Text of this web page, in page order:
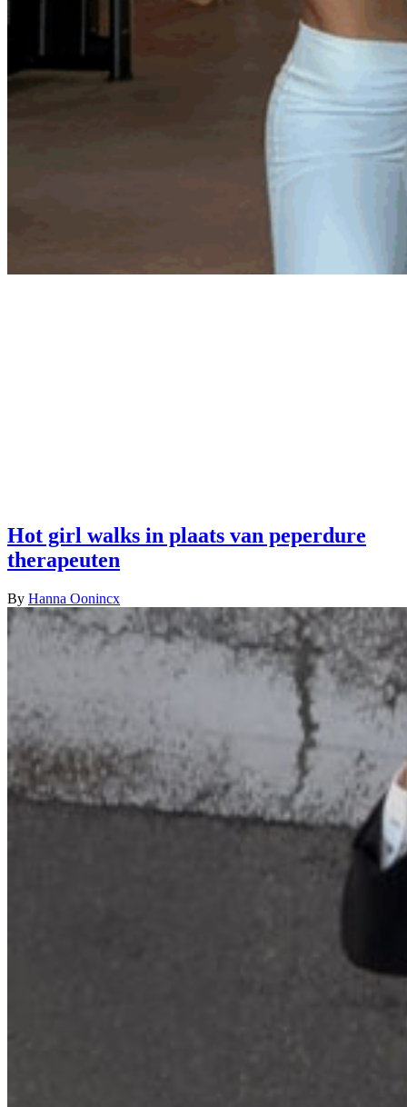
Hot girl walks in plaats van peperdure
therapeuten
By Hanna Oonincx